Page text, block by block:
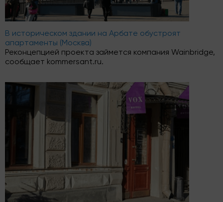
В историческом здании на Арбате обустроят
апартаменты (Москва)
Реконцепцией проекта займется компания Wainbridge,
сообщает kommersant.ru.